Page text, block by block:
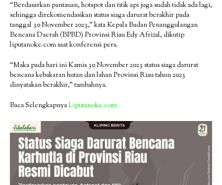
“Berdasarkan pantauan, hotspot dan titik api juga sudah tidak ada lagi,
sehingga direkomendasikan status siaga darurat berakhir pada
tanggal 30 November 2023,” kata Kepala Badan Penanggulangan
Bencana Daerah (BPBD) Provinsi Riau Edy Afrizal, dikutip
liputanoke.com saat konferensi pers.
“Maka pada hari ini Kamis 30 November 2023 status siaga darurat
bencana kebakaran hutan dan lahan Provinsi Riau tahun 2023
dinyatakan berakhir,” tambahnya.
Baca SelengkapnyaLiputanoke.com